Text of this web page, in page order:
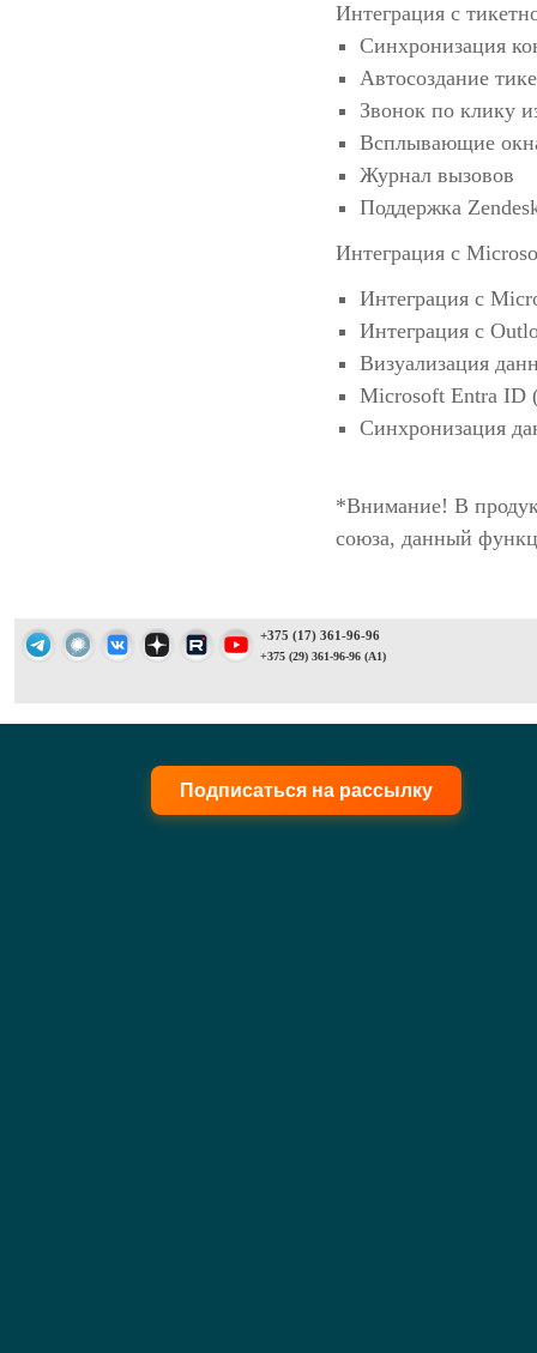
Интеграция с
Синхронизация
Автосоздание
Звонок по клику
Всплывающие
Журнал вызовов
Поддержка
Интеграция с
Интеграция с
Интеграция с
Визуализация
Microsoft Entra ID
Синхронизация
*Внимание! В
союза, данный
+375 (17) 361-96-96
+375 (29) 361-96-96 (A1)
Подписаться на рассылку